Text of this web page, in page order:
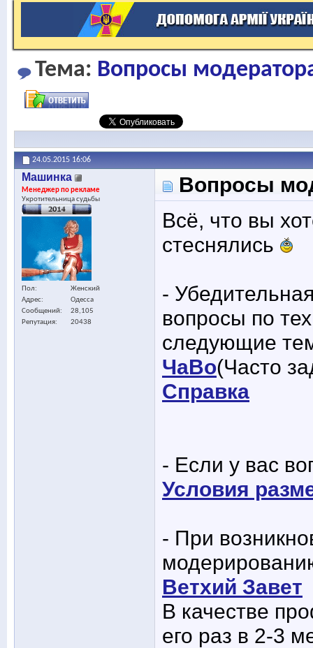
Тема: Вопросы
24.05.2015 16:06
Машинка
Менеджер по рекламе
Укротительница судьбы
Пол
Женский
Адрес
Одесса
Сообщений
28,105
Репутация
20438
Вопросы
Всё, что вы
стеснялись
-
вопросы по
следующие
ЧаВо(Часто
Справка
- Если у вас
Условия
- При
Ветхий Завет
В качестве
его раз в 2-3